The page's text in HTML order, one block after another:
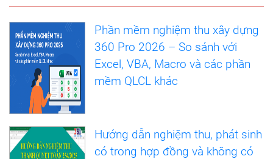
Phần mềm nghiệm thu xây dựng
360 Pro 2026 – So sánh với
Excel, VBA, Macro và các phần
mềm QLCL khác
Hướng dẫn nghiệm thu, phát sinh
có trong hợp đồng và không có